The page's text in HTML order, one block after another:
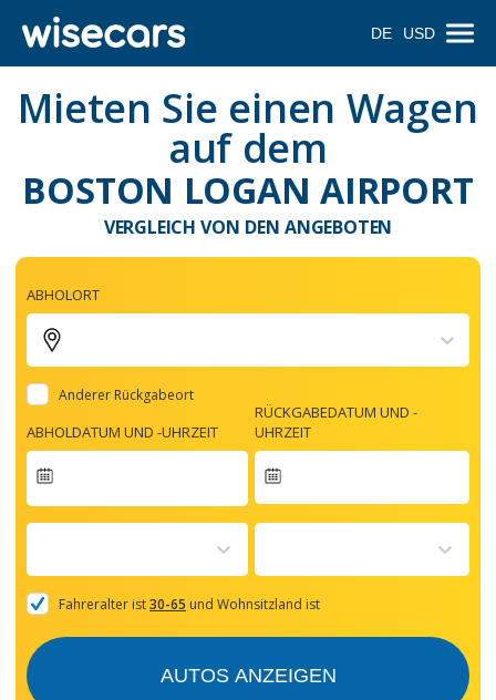
DE USD
Mieten Sie einen Wagen
auf dem
BOSTON LOGAN AIRPORT
VERGLEICH VON DEN ANGEBOTEN
ABHOLORT
Anderer Rückgabeort
ABHOLDATUM UND -UHRZEIT
forward
with
the
and
RÜCKGABEDATUM UND -
UHRZEIT
Fahreralter ist30-65 und Wohnsitzland ist
AUTOS ANZEIGEN